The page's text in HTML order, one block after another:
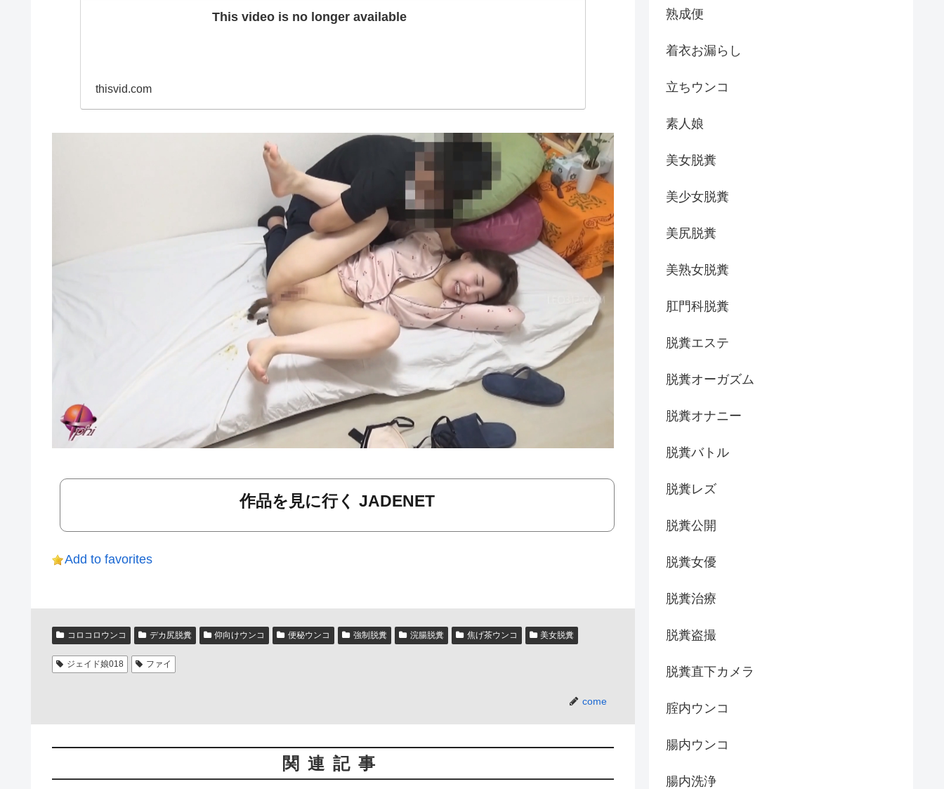
This video is no longer available
thisvid.com
作品を見に行く JADENET
Add to favorites
コロコロウンコ デカ尻脱糞 仰向けウンコ 便秘ウンコ 強制脱糞 浣腸脱糞 焦げ茶ウンコ 美女脱糞
ジェイド娘018 ファイ
come
関連記事
熟成便
着衣お漏らし
立ちウンコ
素人娘
美女脱糞
美少女脱糞
美尻脱糞
美熟女脱糞
肛門科脱糞
脱糞エステ
脱糞オーガズム
脱糞オナニー
脱糞バトル
脱糞レズ
脱糞公開
脱糞女優
脱糞治療
脱糞盗撮
脱糞直下カメラ
腟内ウンコ
腸内ウンコ
腸内洗浄